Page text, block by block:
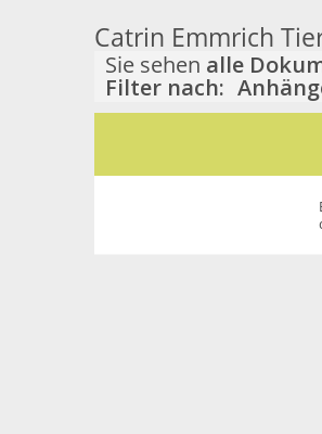
Catrin Emmrich
Sie sehen alle
Filter nach: